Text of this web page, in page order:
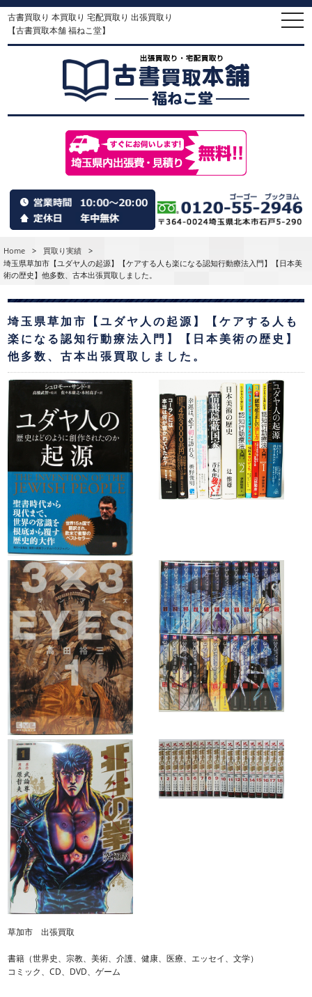
古書買取り 本買取り 宅配買取り 出張買取り
【古書買取本舗 福ねこ堂】
Home > 買取り実績
>
埼玉県草加市【ユダヤ人の起源】【ケアする人も楽になる認知行動療法入門】【日本美
術の歴史】他多数、古本出張買取しました。
埼玉県草加市【ユダヤ人の起源】【ケアする人も
楽になる認知行動療法入門】【日本美術の歴史】
他多数、古本出張買取しました。
草加市 出張買取
書籍（世界史、宗教、美術、介護、健康、医療、エッセイ、文学）
コミック、CD、DVD、ゲーム